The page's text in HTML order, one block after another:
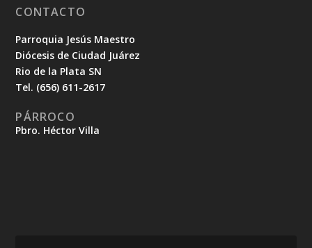
CONTACTO
Parroquia Jesús Maestro
Diócesis de Ciudad Juárez
Rio de la Plata SN
Tel. (656) 611-2617
PÁRROCO
Pbro. Héctor Villa